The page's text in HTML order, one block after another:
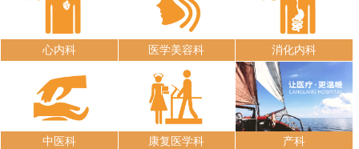
心内科 医学美容科 消化内科
中医科 康复医学科 产科